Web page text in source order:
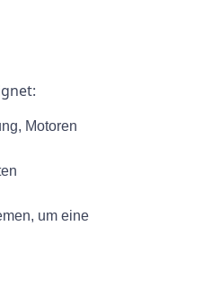
Motoren
um eine